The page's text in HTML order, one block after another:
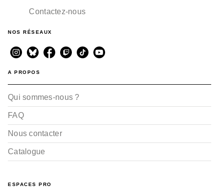
Contactez-nous
NOS RÉSEAUX
A PROPOS
Qui sommes-nous ?
FAQ
Nous contacter
Catalogue
ESPACES PRO